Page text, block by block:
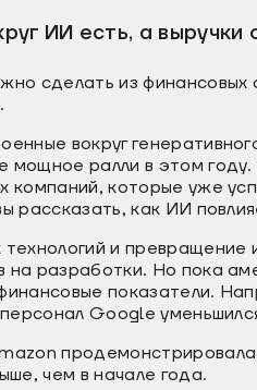
ИИ есть, а выручки
сделать из финансовых
вокруг
мощное ралли в этом
компаний, которые уже
рассказать, как ИИ
и превращение
на разработки. Но пока
показатели.
Google
чем в начале года.